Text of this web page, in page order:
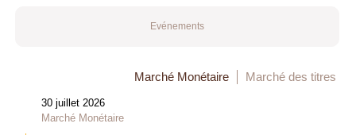
Evénements
Marché Monétaire Marché des titres
30 juillet 2026
Marché Monétaire